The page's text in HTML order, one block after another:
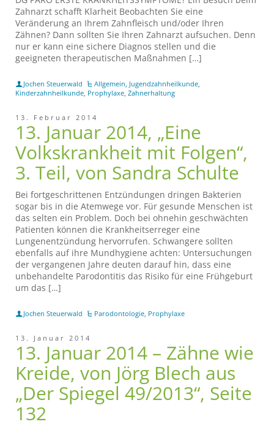
Zahnarzt schafft Klarheit Beobachten Sie eine
Veränderung an Ihrem Zahnfleisch und/oder Ihren
Zähnen? Dann sollten Sie Ihren Zahnarzt aufsuchen. Denn
nur er kann eine sichere Diagnos stellen und die
geeigneten therapeutischen Maßnahmen […]
Jochen Steuerwald Allgemein, Jugendzahnheilkunde,
Kinderzahnheilkunde, Prophylaxe, Zahnerhaltung
13. Februar 2014
13. Januar 2014, „Eine
Volkskrankheit mit Folgen“,
3. Teil, von Sandra Schulte
Bei fortgeschrittenen Entzündungen dringen Bakterien
sogar bis in die Atemwege vor. Für gesunde Menschen ist
das selten ein Problem. Doch bei ohnehin geschwächten
Patienten können die Krankheitserreger eine
Lungenentzündung hervorrufen. Schwangere sollten
ebenfalls auf ihre Mundhygiene achten: Untersuchungen
der vergangenen Jahre deuten darauf hin, dass eine
unbehandelte Parodontitis das Risiko für eine Frühgeburt
um das […]
Jochen Steuerwald Parodontologie, Prophylaxe
13. Januar 2014
13. Januar 2014 – Zähne wie
Kreide, von Jörg Blech aus
„Der Spiegel 49/2013“, Seite
132